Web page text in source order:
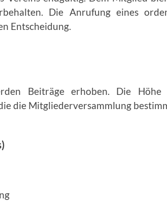
Die Anrufung eines
Entscheidung.
Beiträge erhoben. Die
die Mitgliederver­sammlung